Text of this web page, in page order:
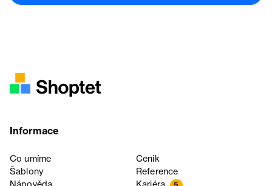
Informace
Co umíme
Ceník
Šablony
Reference